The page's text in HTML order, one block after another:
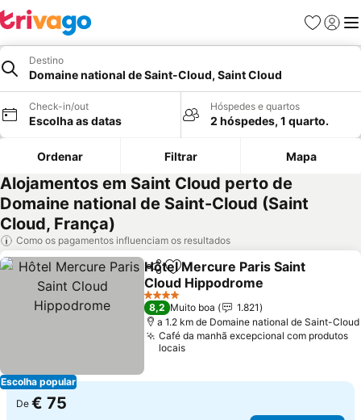
Favoritos
Iniciar
Destino
Domaine national de Saint-Cloud, Saint Cloud
Check-in/out
Escolha as datas
Hóspedes e quartos
2 hóspedes, 1 quarto.
Ordenar Filtrar Mapa
Alojamentos em Saint Cloud perto de
Domaine national de Saint-Cloud (Saint
Cloud, França)
Como os pagamentos influenciam os resultados
Escolha popular
PartilharAdicionar aos favoritos
Hôtel Mercure Paris Saint
Cloud Hippodrome
Ver preços
4 Estrelas
8,2 Muito boa
1.821
a 1.2 km de Domaine national de Saint-Cloud
Café da manhã excepcional com produtos
locais
De € 75